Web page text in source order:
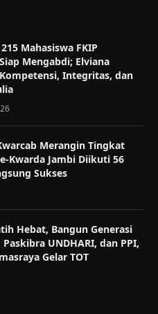
Mahasiswa FKIP
Mengabdi; Elviana
Integritas, dan
Merangin Tingkat
Kwarda Jambi Diikuti 56
Sukses
Hebat, Bangun Generasi
Paskibra UNDHARI, dan PPI,
Gelar TOT